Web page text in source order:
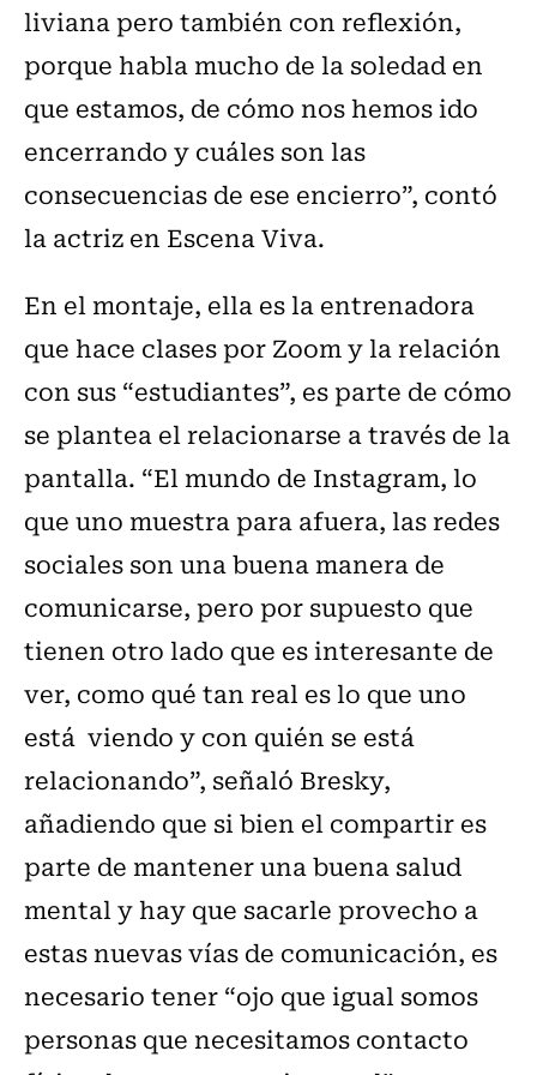
liviana pero también con reflexión,
porque habla mucho de la soledad en
que estamos, de cómo nos hemos ido
encerrando y cuáles son las
consecuencias de ese encierro”, contó
la actriz en Escena Viva.
En el montaje, ella es la entrenadora
que hace clases por Zoom y la relación
con sus “estudiantes”, es parte de cómo
se plantea el relacionarse a través de la
pantalla. “El mundo de Instagram, lo
que uno muestra para afuera, las redes
sociales son una buena manera de
comunicarse, pero por supuesto que
tienen otro lado que es interesante de
ver, como qué tan real es lo que uno
está viendo y con quién se está
relacionando”, señaló Bresky,
añadiendo que si bien el compartir es
parte de mantener una buena salud
mental y hay que sacarle provecho a
estas nuevas vías de comunicación, es
necesario tener “ojo que igual somos
personas que necesitamos contacto